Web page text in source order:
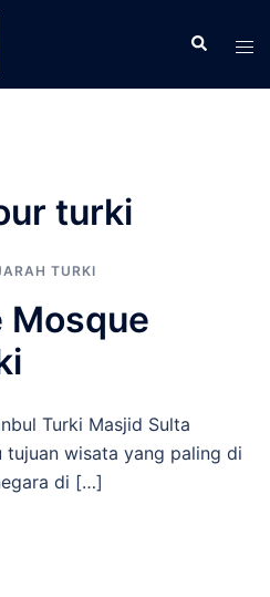
Search
turki
TURKI
Mosque
Turki Masjid Sulta
tujuan wisata yang paling di
di […]